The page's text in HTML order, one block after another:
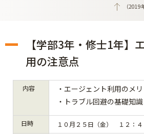
（
【学部3年・修士1年】
用の注意点
内容
・エージェント利用のメ
・トラブル回避の基礎知識
日時
１０月２５日（金） １２：４